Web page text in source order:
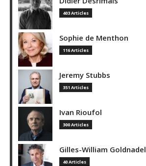
403 Articles
Sophie de Menthon
116 Articles
Jeremy Stubbs
351 Articles
Ivan Rioufol
300 Articles
Gilles-William Goldnadel
40 Articles